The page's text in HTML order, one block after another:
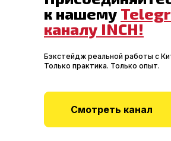
Бэкстейдж реальной работы с
Только практика. Только опыт.
к нашему
каналу INCH!
Смотреть канал